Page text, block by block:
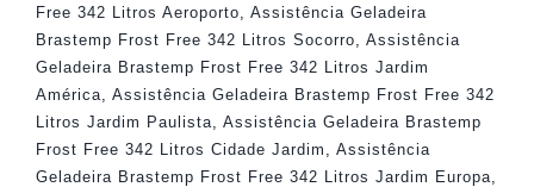
Free 342 Litros Aeroporto
Assistência Geladeira
Brastemp Frost Free 342 Litros Socorro
Assistência
Geladeira Brastemp Frost Free 342 Litros Jardim
América
Assistência Geladeira Brastemp Frost Free 342
Litros Jardim Paulista
Assistência Geladeira Brastemp
Frost Free 342 Litros Cidade Jardim
Assistência
Geladeira Brastemp Frost Free 342 Litros Jardim Europa